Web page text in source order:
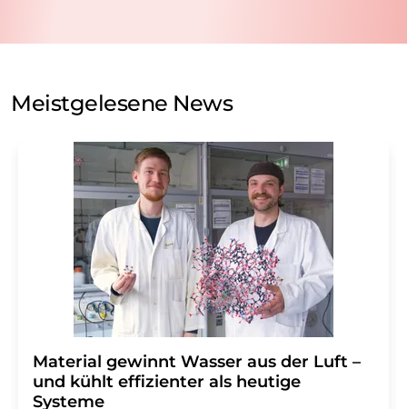
auf Basis unsererDatenschutzerklärung. LUMITOS darf
Meinungsforschung per E-Mail kontaktieren. Ihre
Einwilligung können Sie jederzeit ohne Angabe von
Str. 2, 12489 Berlin oder per E-Mail unter
widerruf@lumitos.commit Wirkung für die Zukunft
widerrufen. Zudem ist in jeder E-Mail ein Link zur
Abbestellung des entsprechenden Newsletters
enthalten.
Meistgelesene News
Material gewinnt Wasser aus der Luft –
und kühlt effizienter als heutige
Systeme